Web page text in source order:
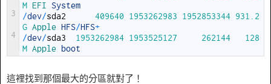
3
4
M EFI System
/dev/sda2 409640 1953262983 1952853344 931.2
G Apple HFS/HFS+
/dev/sda3 1953262984 1953525127 262144
128
M Apple boot
這裡找到那個最大的分區就對了！